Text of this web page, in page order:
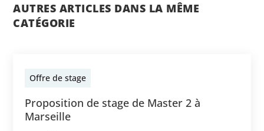
AUTRES ARTICLES DANS LA MÊME
CATÉGORIE
Offre de stage
Proposition de stage de Master 2 à
Marseille